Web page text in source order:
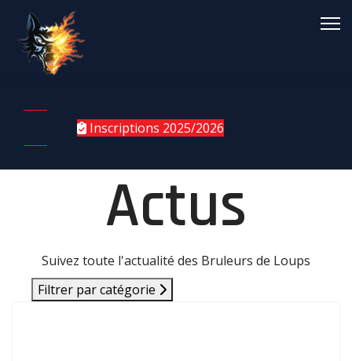
Inscriptions 2025/2026
Actus
Suivez toute l'actualité des Bruleurs de Loups
Filtrer par catégorie